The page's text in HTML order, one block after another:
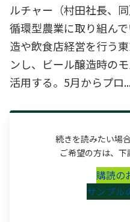
ルチャー（村田社長、
循環型農業に取り組ん
造や飲食店経営を行う
ンし、ビール醸造時の
活用する。5月からプロ
続きを読みたい場
ご希望の方は、下
購読の
サンプル